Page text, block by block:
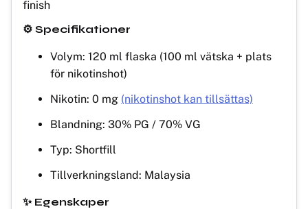
finish
⚙️ Specifikationer
Volym: 120 ml flaska (100 ml vätska + plats
för nikotinshot)
Nikotin: 0 mg (nikotinshot kan tillsättas)
Blandning: 30% PG / 70% VG
Typ: Shortfill
Tillverkningsland: Malaysia
✨ Egenskaper